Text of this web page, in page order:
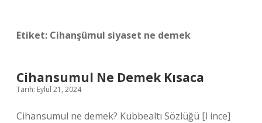
Etiket: Cihanşümul siyaset ne demek
Cihansumul Ne Demek Kısaca
Tarih: Eylül 21, 2024
Cihansumul ne demek? Kubbealtı Sözlüğü [l ince]